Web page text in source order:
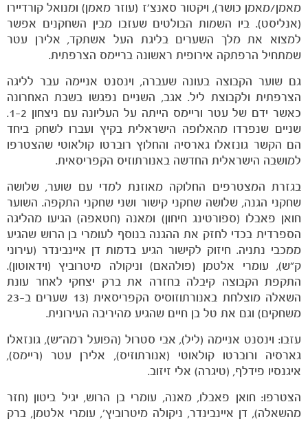
משחקים
מאמן/מאמן כושר), ויקטור סאנצ'ז (עוזר מאמן) ומנואל קורדיירו
(אנליסט). ביו השמות הבולטים שעזבו מבין השחקנים אפשר
למצוא את מלך השערים בליגת העל אשתקד, אלירן עטר
שמתחיל הרפתקה אירופית ראשונה בריימס הצרפתית.
גם שוער הקבוצה בעונה שעברה, וינסנט אניימה עבר לליגה
הצרפתית ולקבוצת ליל. אגב, השניים נפגשו בשבת האחרונה
כאשר ידם של עטר וריימס הייתה על העליונה עם ניצחון 1-2.
שניים שנפרדו מהאלופה הישראלית בקיץ ועברו לשחק ביחד
הם הקשר גונזאלו גארסיה והחלוץ רוברטו קולאוטי שהצטרפו
למושבה הישראלית החדשה באנורתוזיס הקפריסאית.
בגזרת המצטרפים החלוקה מאוזנת למדי עם שוער, שלושה
שחקני הגנה, שלושה שחקני קישור ושני שחקני התקפה. השוער
חואן פאבלו (ספורטינג חיחון) ומאנה (חטאפה) הגיעו מהליגה
הספרדית בכדי לחזק את ההגנה בנוסף לעומרי בן הרוש שהגיע
ממכבי נתניה. חיזוק לקישור הגיע בדמות דן איינבינדר (עירוני
ק"ש), עומרי אלטמן (פולהאם) וניקולה מיטרוביץ (וידאוטון).
התקפת הקבוצה קיבלה בחזרה את ברק יצחקי לאחר עונת
השאלה מוצלחת באנורתוזוסיס הקפריסאית (13 שערים ב-23
משחקים) וגם את טל בן חיים שהגיע מהיריבה העירונית.
עזבו: וינסנט אניימה (ליל), אבי סטרול (הפועל רמה"ש), גונזאלו
גארסיה ורוברטו קולאוטי (אנורתוזיס), אלירן עטר (ריימס),
איגנסיו פידלף, (טיגרה) אלי זיזוב.
הצטרפו: חואן פאבלו, מאנה, עומרי בן הרוש, יגיל ביטון (חזר
מהשאלה), דן איינבינדר, ניקולה מיטרוביץ', עומרי אלטמן, ברק